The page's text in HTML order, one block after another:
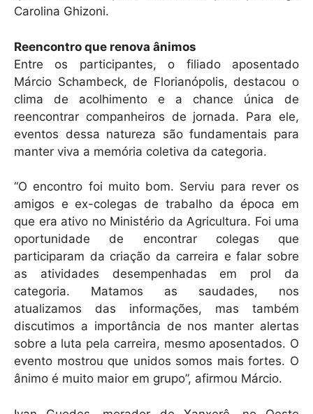
Carolina Ghizoni.
Reencontro que renova ânimos
Entre os participantes, o filiado aposentado
Márcio Schambeck, de Florianópolis, destacou o
clima de acolhimento e a chance única de
reencontrar companheiros de jornada. Para ele,
eventos dessa natureza são fundamentais para
manter viva a memória coletiva da categoria.
“O encontro foi muito bom. Serviu para rever os
amigos e ex-colegas de trabalho da época em
que era ativo no Ministério da Agricultura. Foi uma
oportunidade de encontrar colegas que
participaram da criação da carreira e falar sobre
as atividades desempenhadas em prol da
categoria. Matamos as saudades, nos
atualizamos das informações, mas também
discutimos a importância de nos manter alertas
sobre a luta pela carreira, mesmo aposentados. O
evento mostrou que unidos somos mais fortes. O
ânimo é muito maior em grupo”, afirmou Márcio.